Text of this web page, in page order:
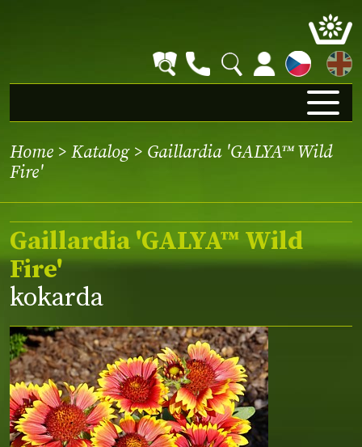
EN
Home > Katalog> Gaillardia 'GALYA™ Wild
Fire'
Gaillardia 'GALYA™ Wild
Fire'
kokarda